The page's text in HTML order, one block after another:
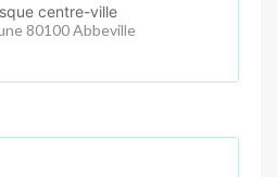
centre-ville
80100 Abbeville